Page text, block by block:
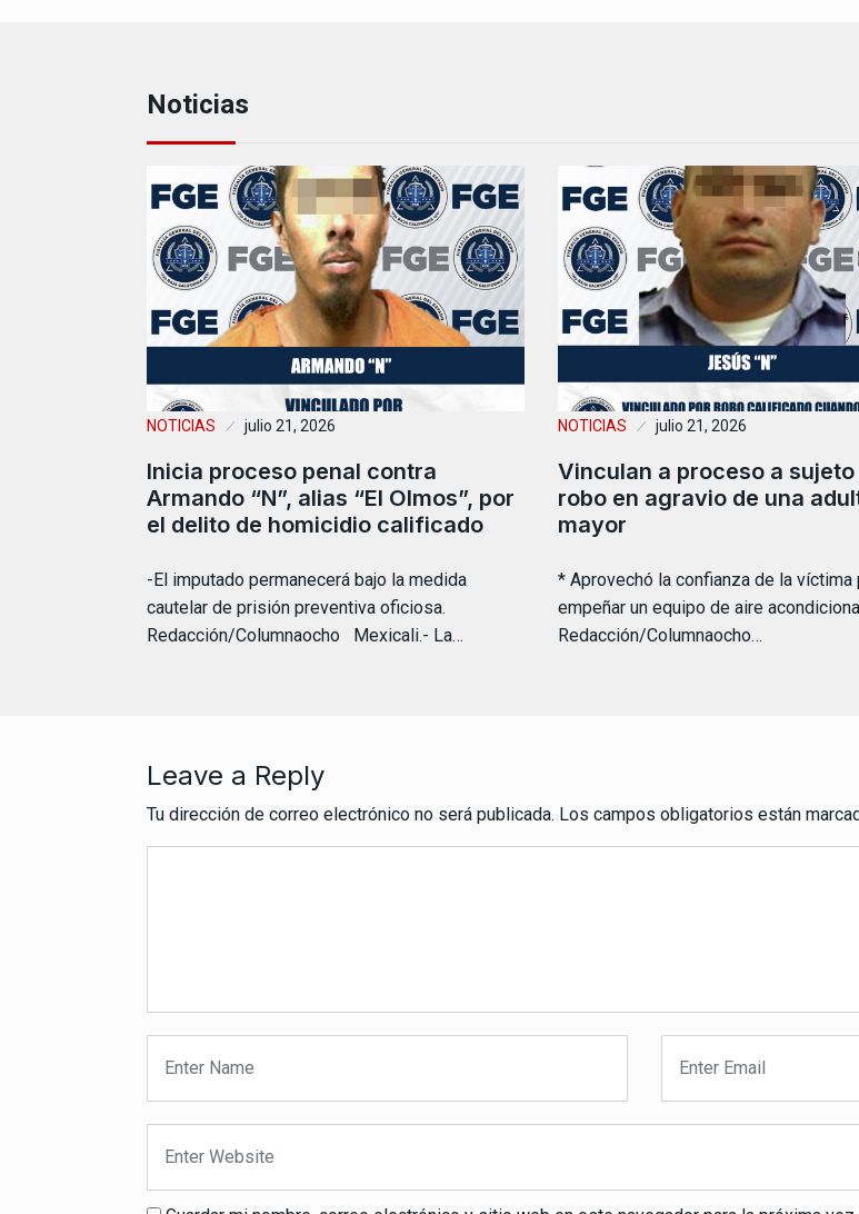
Noticias
NOTICIAS julio 21, 2026
Inicia proceso penal contra
Armando “N”, alias “El Olmos”, por
el delito de homicidio calificado
-El imputado permanecerá bajo la medida
cautelar de prisión preventiva oficiosa.
Redacción/Columnaocho Mexicali.- La…
NOTICIAS julio 21, 2026
Vinculan a proceso a sujeto
robo en agravio de una
mayor
* Aprovechó la confianza de la víctima
empeñar un equipo de aire
Redacción/Columnaocho…
Leave a Reply
Tu dirección de correo electrónico no será publicada. Los campos obligatorios están